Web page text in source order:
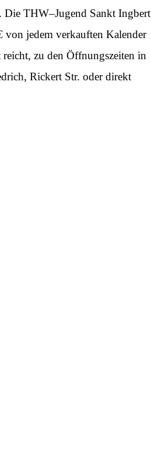
Die THW–Jugend Sankt Ingbert
jedem verkauften Kalender
zu den Öffnungszeiten in
Rickert Str. oder direkt